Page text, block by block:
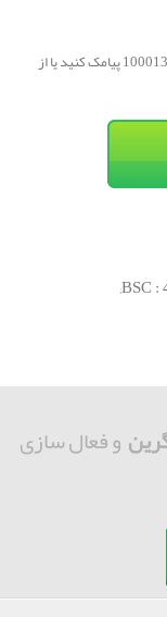
جهت استفاده از سامانه پیام صوتی عدد 2000 را به 10001391 پیامک کنید یا از
و فعال سازی